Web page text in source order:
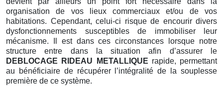
organisation de vos lieux commerciaux et/ou de vos
habitations. Cependant, celui-ci risque de encourir divers
dysfonctionnements susceptibles de immobiliser leur
mécanisme. Il est dans ces circonstances lorsque notre
structure entre dans la situation afin d’assurer le
DEBLOCAGE RIDEAU METALLIQUE rapide, permettant
au bénéficiaire de récupérer l’intégralité de la souplesse
première de ce système.